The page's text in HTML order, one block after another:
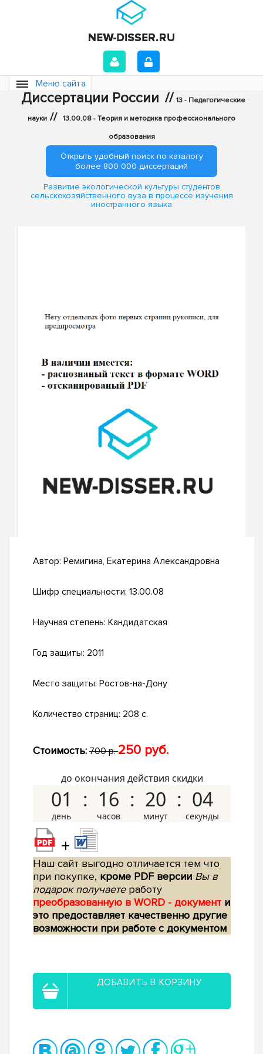
Меню сайта
Диссертации России // 13 - Педагогические
науки // 13.00.08 - Теория и методика профессионального
образования
Открыть удобный поиск по каталогу
более 800 000 диссертаций
Развитие экологической культуры студентов
сельскохозяйственного вуза в процессе изучения
иностранного языка
Автор: Ремигина, Екатерина Александровна
Шифр специальности: 13.00.08
Научная степень: Кандидатская
Год защиты: 2011
Место защиты: Ростов-на-Дону
Количество страниц: 208 с.
Стоимость: 700 р.250 руб.
до окончания действия скидки
01 16 20 03
+
Наш сайт выгодно отличается тем что
при покупке, кроме PDF версии Вы в
подарок получаетеработу
преобразованную в WORD - документ и
это предоставляет качественно другие
возможности при работе с документом
ДОБАВИТЬ В КОРЗИНУ